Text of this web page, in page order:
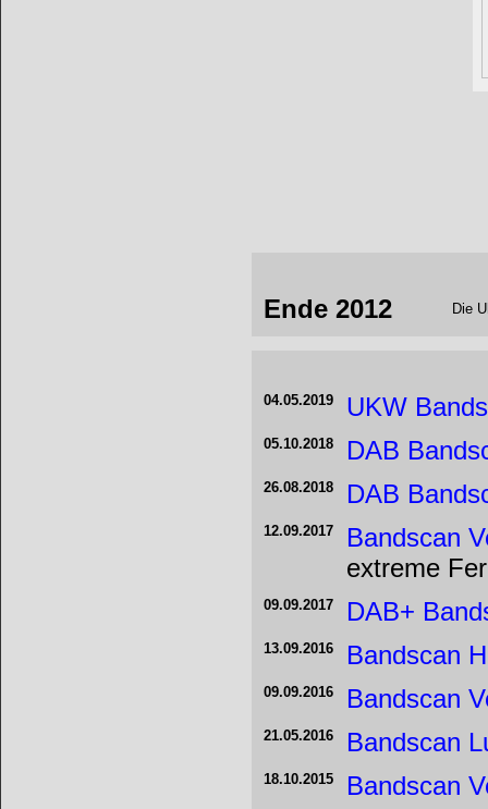
Ende 2012 Die
04.05.2019 UKW
05.10.2018 DAB
26.08.2018 DAB
12.09.2017
Bandscan
extreme
09.09.2017 DAB+
13.09.2016 Bandscan
09.09.2016 Bandscan
21.05.2016 Bandscan
18.10.2015 Bandscan